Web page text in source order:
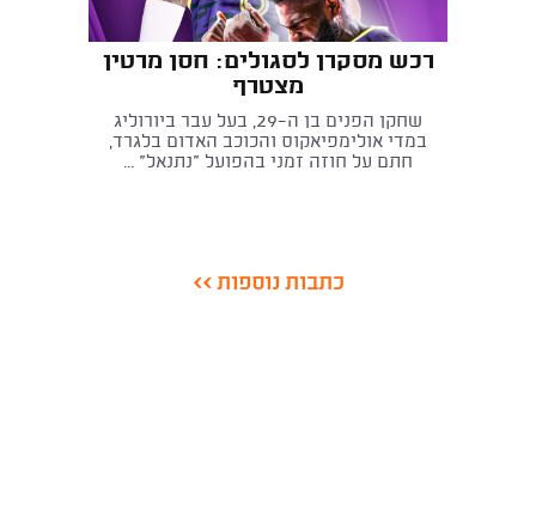
רכש מסקרן לסגולים: חסן מרטין
מצטרף
שחקן הפנים בן ה-29, בעל עבר ביורוליג
במדי אולימפיאקוס והכוכב האדום בלגרד,
חתם על חוזה זמני בהפועל "נתנאל" ...
כתבות נוספות >>